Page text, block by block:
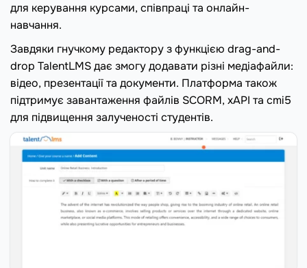
для керування курсами, співпраці та онлайн-
навчання.
Завдяки гнучкому редактору з функцією drag-and-
drop TalentLMS дає змогу додавати різні медіафайли:
відео, презентації та документи. Платформа також
підтримує завантаження файлів SCORM, xAPI та cmi5
для підвищення залученості студентів.